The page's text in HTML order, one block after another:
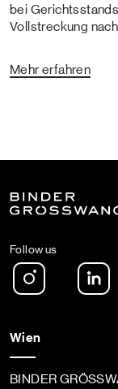
bei
Vollstreckung
Mehr erfahren
Follow us
Instagram
Wien
BINDER